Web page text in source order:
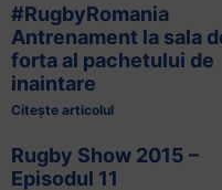
#RugbyRomania
Antrenament la sala
forta al pachetului de
inaintare
Citește articolul
Rugby Show 2015 –
Episodul 11